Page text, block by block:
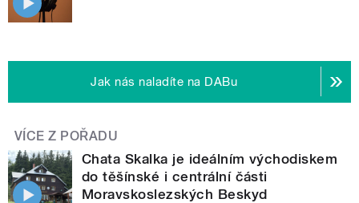
Jak nás naladíte na DABu
VÍCE Z POŘADU
Chata Skalka je ideálním východiskem
do těšínské i centrální části
Moravskoslezských Beskyd